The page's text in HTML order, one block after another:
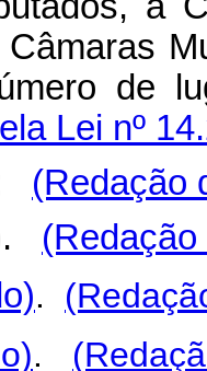
de
Lei nº
(Redação
(Redação
.
.